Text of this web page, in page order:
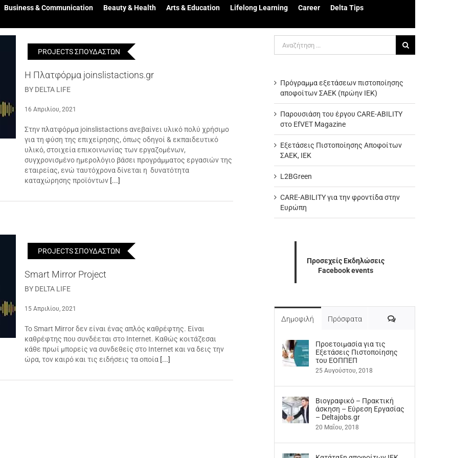
Business & Communication Beauty & Health Arts & Education Lifelong Learning Career Delta Tips
PROJECTS ΣΠΟΥΔΑΣΤΩΝ
H Πλατφόρμα joinslistactions.gr
BY DELTA LIFE
16 Απριλίου, 2021
Στην πλατφόρμα joinslistactions ανεβαίνει υλικό πολύ χρήσιμο
για τη φύση της επιχείρησης, όπως οδηγοί & εκπαιδευτικό
υλικό, στοιχεία επικοινωνίας των εργαζομένων,
συγχρονισμένο ημερολόγιο βάσει προγράμματος εργασιών της
εταιρείας, ενώ ταυτόχρονα δίνεται η δυνατότητα
καταχώρησης προϊόντων [...]
PROJECTS ΣΠΟΥΔΑΣΤΩΝ
Smart Mirror Project
BY DELTA LIFE
15 Απριλίου, 2021
Το Smart Mirror δεν είναι ένας απλός καθρέφτης. Είναι
καθρέφτης που συνδέεται στο Internet. Καθώς κοιτάζεσαι
κάθε πρωί μπορείς να συνδεθείς στο Internet και να δεις την
ώρα, τον καιρό και τις ειδήσεις τα οποία [...]
για:
Πρόγραμμα εξετάσεων πιστοποίησης
αποφοίτων ΣΑΕΚ (πρώην ΙΕΚ)
Παρουσιάση του έργου CARE-ABILITY
στο EfVET Magazine
Εξετάσεις Πιστοποίησης Αποφοίτων
ΣΑΕΚ, ΙΕΚ
L2BGreen
CARE-ABILITY για την φροντίδα στην
Ευρώπη
Προσεχείς Εκδηλώσεις
Facebook events
Δημοφιλή Πρόσφατα Σχόλια
Προετοιμασία για τις
Εξετάσεις Πιστοποίησης
του ΕΟΠΠΕΠ
25 Αυγούστου, 2018
Βιογραφικό – Πρακτική
άσκηση – Εύρεση Εργασίας
– Deltajobs.gr
20 Μαΐου, 2018